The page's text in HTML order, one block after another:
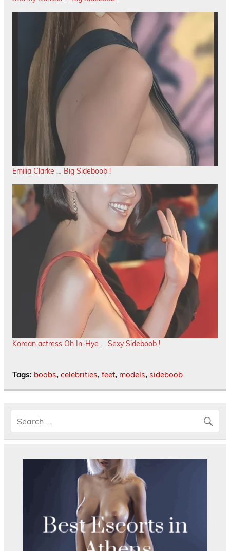
Emilia Clarke … Big Sideboob !
Korean actress Oh In-Hye … Sexy Sideboob !
Tags: boobs, celebrities, feet, models, sideboob